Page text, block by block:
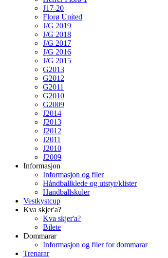
J17-20
Florø United
J/G 2019
J/G 2018
J/G 2017
J/G 2016
J/G 2015
G2013
G2012
G2011
G2010
G2009
J2014
J2013
J2012
J2011
J2010
J2009
Informasjon
Informasjon og filer
Håndballklede og utstyr/klister
Handballskuler
Vestkystcup
Kva skjer'a?
Kva skjer'a?
Bilete
Dommarar
Informasjon og filer for dommarar
Trenarar